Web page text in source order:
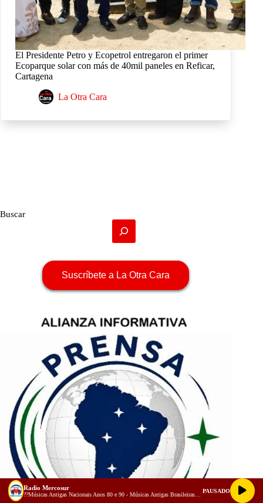
El Presidente Petro y Ecopetrol entregaron el primer
Ecoparque solar con más de 40mil paneles en Reficar,
Cartagena
La Otra Cara
Buscar
Suscríbete a La Otra Cara
Radio Mercosur PAUSADO